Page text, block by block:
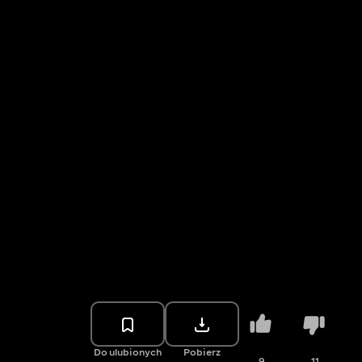
Do ulubionych Pobierz